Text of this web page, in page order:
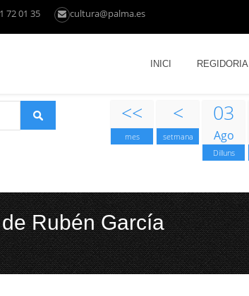
72 01 35 cultura@palma.es
INICI REGIDORIA
<<
mes
<
setmana
03
Ago
Dilluns
Rubén García